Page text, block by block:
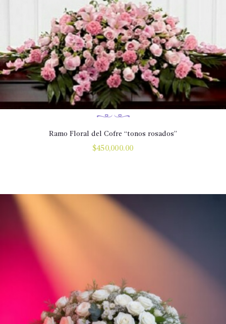
Ramo Floral del Cofre “tonos rosados”
$450,000.00